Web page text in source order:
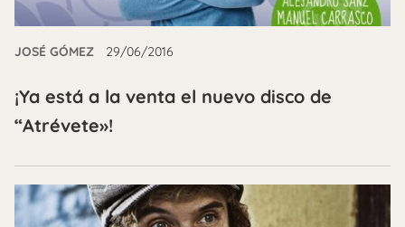
JOSÉ GÓMEZ 29/06/2016
¡Ya está a la venta el nuevo disco de
“Atrévete»!